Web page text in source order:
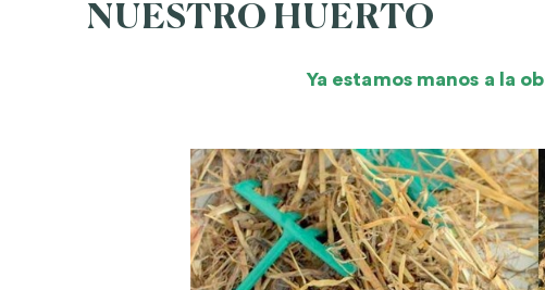
NUESTRO HUERTO
Ya estamos manos a la